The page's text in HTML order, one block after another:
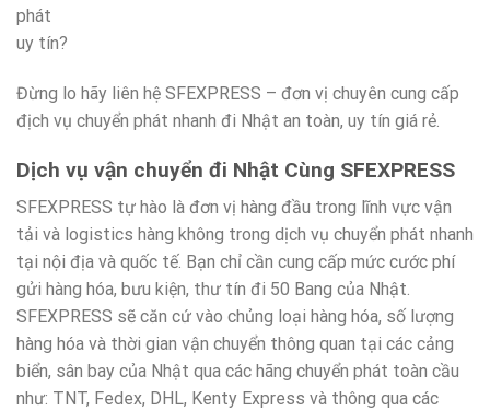
phát
uy tín?
Đừng lo hãy liên hệ SFEXPRESS – đơn vị chuyên cung cấp
địch vụ chuyển phát nhanh đi Nhật an toàn, uy tín giá rẻ.
Dịch vụ vận chuyển đi Nhật Cùng SFEXPRESS
SFEXPRESS tự hào là đơn vị hàng đầu trong lĩnh vực vận
tải và logistics hàng không trong dịch vụ chuyển phát nhanh
tại nội địa và quốc tế. Bạn chỉ cần cung cấp mức cước phí
gửi hàng hóa, bưu kiện, thư tín đi 50 Bang của Nhật.
SFEXPRESS sẽ căn cứ vào chủng loại hàng hóa, số lượng
hàng hóa và thời gian vận chuyển thông quan tại các cảng
biển, sân bay của Nhật qua các hãng chuyển phát toàn cầu
như: TNT, Fedex, DHL, Kenty Express và thông qua các